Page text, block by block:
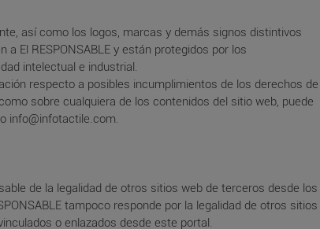
así como los logos, marcas y demás signos distintivos
El RESPONSABLE y están protegidos por los
intelectual e industrial.
respecto a posibles incumplimientos de los derechos de
sobre cualquiera de los contenidos del sitio web, puede
info@infotactile.com.
de la legalidad de otros sitios web de terceros desde los
tampoco responde por la legalidad de otros sitios
o enlazados desde este portal.